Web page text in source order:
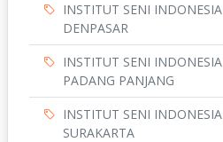
INSTITUT SENI INDONESIA
DENPASAR
INSTITUT SENI INDONESIA
PADANG PANJANG
INSTITUT SENI INDONESIA
SURAKARTA